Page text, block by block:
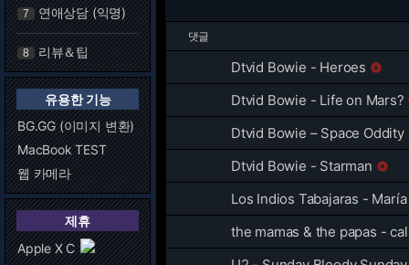
7 연애상담 (익명)
8 리뷰＆팁
유용한 기능
BG.GG (이미지 변환)
MacBook TEST
웹 카메라
제휴
Apple X C
댓글
Dtvid Bowie - Heroes 
Dtvid Bowie - Life on Mars?
Dtvid Bowie – Space Oddity
Dtvid Bowie - Starman 
Los Indios Tabajaras -
the mamas & the papas -